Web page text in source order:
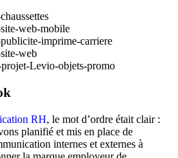
RH, le mot d’ordre était clair :
planifié et mis en place de
internes et externes à